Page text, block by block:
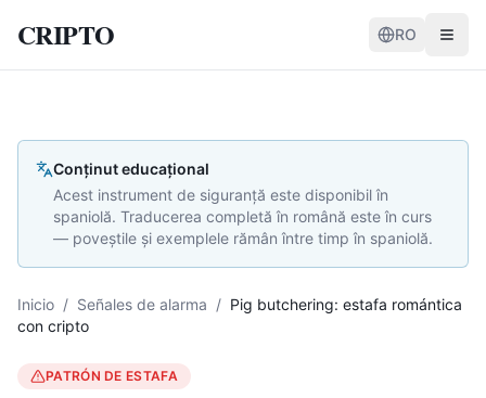
CRIPTO RO
Conținut educațional
Acest instrument de siguranță este disponibil în
spaniolă. Traducerea completă în română este în curs
— poveștile și exemplele rămân între timp în spaniolă.
Inicio / Señales de alarma / Pig butchering: estafa romántica
con cripto
PATRÓN DE ESTAFA